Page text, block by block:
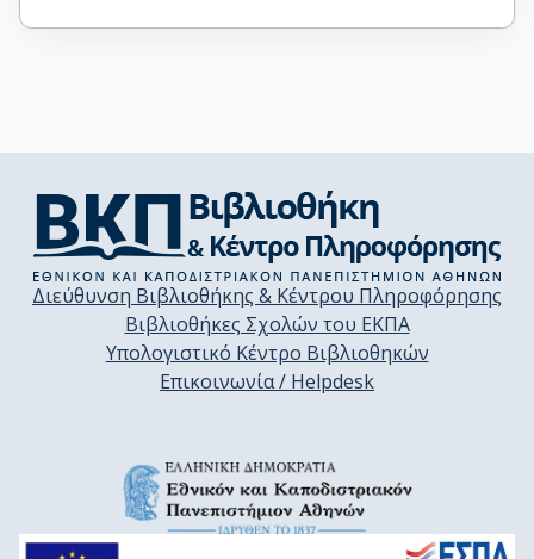
Διεύθυνση Βιβλιοθήκης & Κέντρου Πληροφόρησης
Βιβλιοθήκες Σχολών του ΕΚΠΑ
Υπολογιστικό Κέντρο Βιβλιοθηκών
Επικοινωνία / Helpdesk